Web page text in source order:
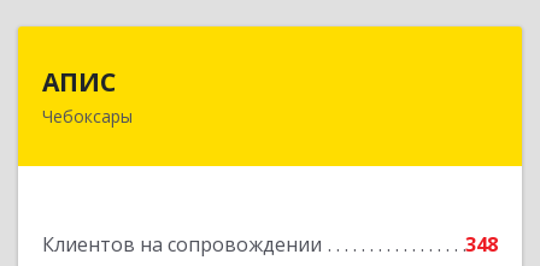
АПИС
Чебоксары
Клиентов на сопровождении 348
428001, Чувашская Республика - Чувашия,
Подробнее